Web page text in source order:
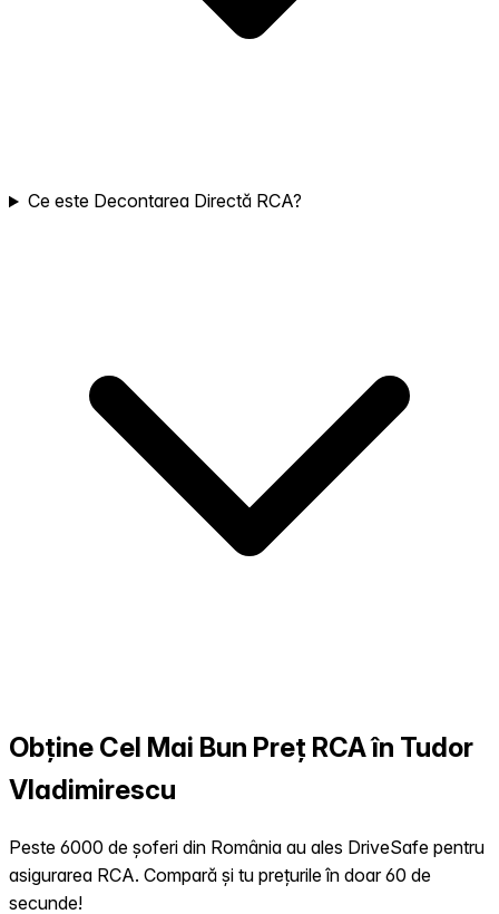
Ce este Decontarea Directă RCA?
Obține Cel Mai Bun Preț RCA în Tudor
Vladimirescu
Peste 6000 de șoferi din România au ales DriveSafe pentru
asigurarea RCA. Compară și tu prețurile în doar 60 de
secunde!